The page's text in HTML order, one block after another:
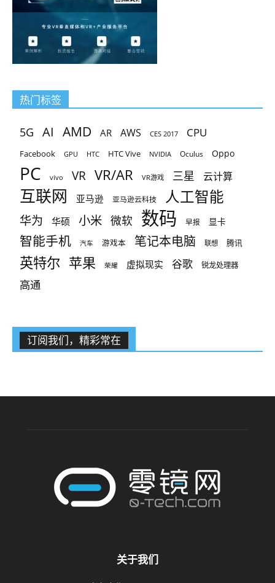
热门标签
5G AI AMD AR AWS CES 2017 CPU
Facebook GPU HTC HTC Vive NVIDIA Oculus Oppo
PC vivo VR VR/AR VR游戏 三星 云计算
互联网 亚马逊 亚马逊云科技 人工智能
华为 华硕 小米 微软 数码 早报 显卡
智能手机 汽车 游戏本 笔记本电脑 联想 腾讯
英特尔 苹果 荣耀 虚拟现实 谷歌 锐龙处理器
高通
订阅我们，精彩常在
关于我们